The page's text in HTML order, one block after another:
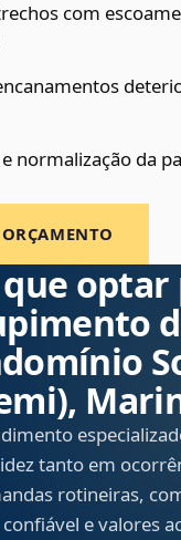
com
normalização da
optar
tanto em
rotineiras,
e valores